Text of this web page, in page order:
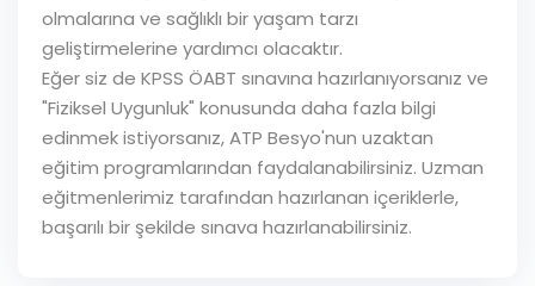
olmalarına ve sağlıklı bir yaşam tarzı
geliştirmelerine yardımcı olacaktır.
Eğer siz de KPSS ÖABT sınavına hazırlanıyorsanız ve
"Fiziksel Uygunluk" konusunda daha fazla bilgi
edinmek istiyorsanız, ATP Besyo'nun uzaktan
eğitim programlarından faydalanabilirsiniz. Uzman
eğitmenlerimiz tarafından hazırlanan içeriklerle,
başarılı bir şekilde sınava hazırlanabilirsiniz.